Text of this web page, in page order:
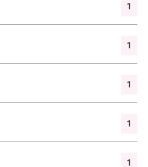
1
1
1
1
1